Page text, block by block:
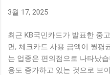
3월 17, 2025
최근 KB국민카드가 발표한 중
면, 체크카드 사용 금액이 월평
는 업종은 편의점으로 나타났
용도 증가하고 있는 것으로 보